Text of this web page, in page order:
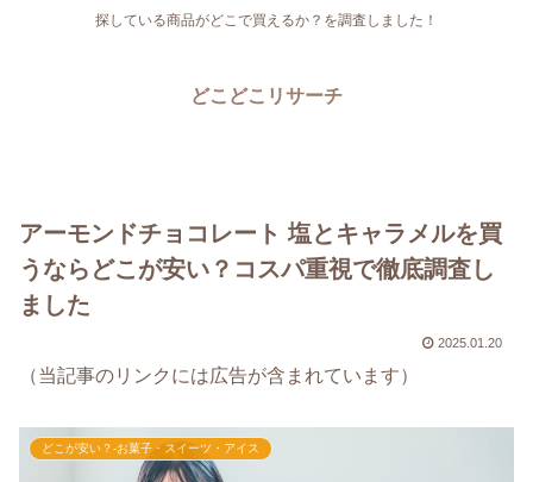
探している商品がどこで買えるか？を調査しました！
どこどこリサーチ
アーモンドチョコレート 塩とキャラメルを買
うならどこが安い？コスパ重視で徹底調査し
ました
2025.01.20
（当記事のリンクには広告が含まれています）
どこが安い？-お菓子・スイーツ・アイス